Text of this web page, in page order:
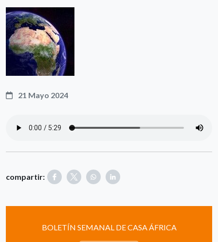
21 Mayo 2024
compartir:
BOLETÍN SEMANAL DE CASA ÁFRICA